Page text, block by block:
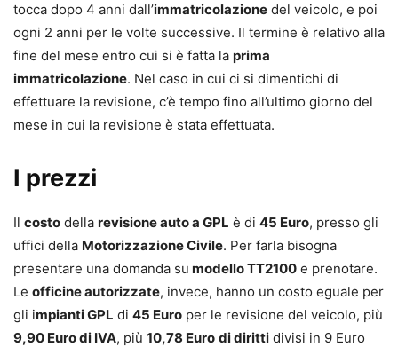
tocca dopo 4 anni dall’immatricolazione del veicolo, e poi
ogni 2 anni per le volte successive. Il termine è relativo alla
fine del mese entro cui si è fatta la prima
immatricolazione. Nel caso in cui ci si dimentichi di
effettuare la revisione, c’è tempo fino all’ultimo giorno del
mese in cui la revisione è stata effettuata.
I prezzi
Il costo della revisione auto a GPL è di 45 Euro, presso gli
uffici della Motorizzazione Civile. Per farla bisogna
presentare una domanda su modello TT2100 e prenotare.
Le officine autorizzate, invece, hanno un costo eguale per
gli impianti GPL di 45 Euro per le revisione del veicolo, più
9,90 Euro di IVA, più 10,78 Euro di diritti divisi in 9 Euro